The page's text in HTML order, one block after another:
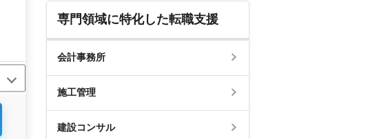
専門領域に特化した転職支援
会計事務所
施工管理
建設コンサル